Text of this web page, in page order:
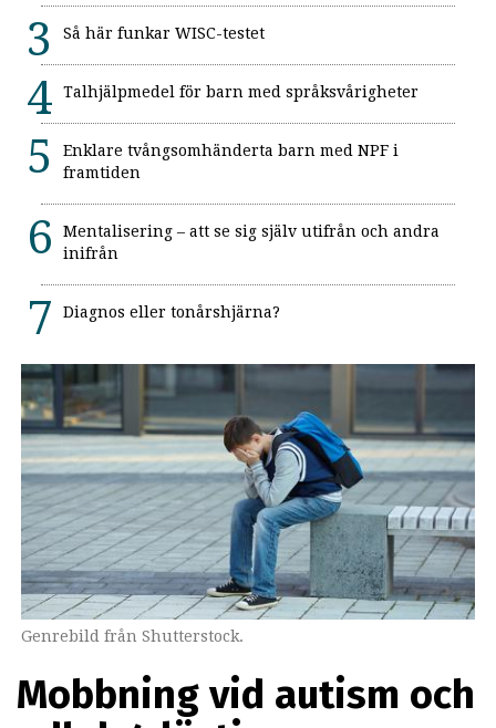
Så här funkar WISC-testet
Talhjälpmedel för barn med språksvårigheter
Enklare tvångsomhänderta barn med NPF i
framtiden
Mentalisering – att se sig själv utifrån och andra
inifrån
Diagnos eller tonårshjärna?
Genrebild från Shutterstock.
Mobbning vid autism och